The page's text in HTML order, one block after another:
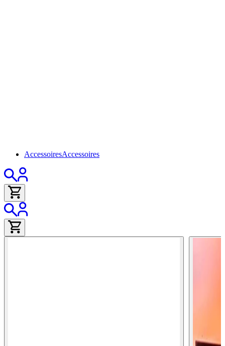
AccessoiresAccessoires